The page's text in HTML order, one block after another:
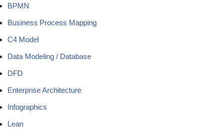
BPMN
Business Process Mapping
C4 Model
Data Modeling / Database
DFD
Enterprise Architecture
Infographics
Lean